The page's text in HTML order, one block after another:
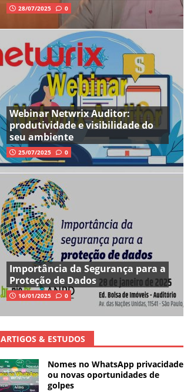
28/07/2025 0
Webinar Netwrix Auditor:
produtividade e visibilidade do
seu ambiente
25/07/2025 0
Importância da Segurança para a
Proteção de Dados
16/01/2025 0
ARTIGOS & ESTUDOS
Nomes no WhatsApp privacidade
ou novas oportunidades de
golpes